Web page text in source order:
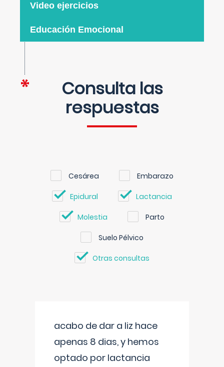
Video ejercicios
Educación Emocional
Consulta las
respuestas
Cesárea Embarazo
Epidural Lactancia
Molestia Parto
Suelo Pélvico
Otras consultas
acabo de dar a liz hace
apenas 8 dias, y hemos
optado por lactancia